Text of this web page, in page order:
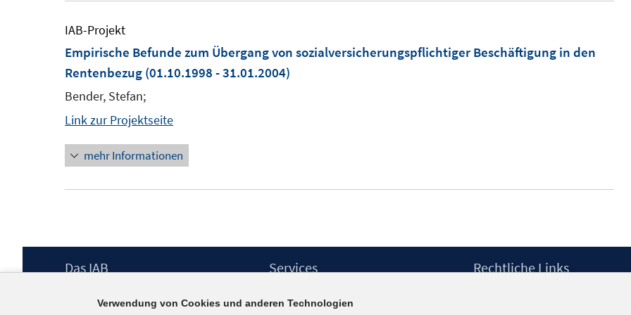
IAB-Projekt
Empirische Befunde zum Übergang von sozialversicherungspflichtiger Beschäftigung in den
Rentenbezug (01.10.1998 - 31.01.2004)
Bender, Stefan;
Link zur Projektseite
mehr Informationen
Footer
Das IAB
Berufsforschung (IAB) – unser Leitbild
Services
IAB-Newsletter
Rechtliche Links
Verwendung von Cookies und anderen Technologien